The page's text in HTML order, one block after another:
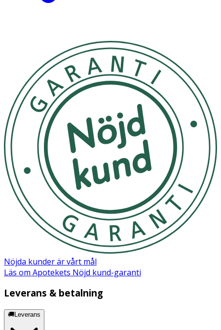
Nöjda kunder är vårt mål
Läs om Apotekets Nöjd kund-garanti
Leverans & betalning
🚚Leverans